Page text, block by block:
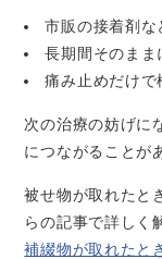
市販の接着剤な
長期間そのまま
痛み止めだけで
次の治療の妨げに
につながることが
被せ物が取れたと
らの記事で詳しく
補綴物が取れたと